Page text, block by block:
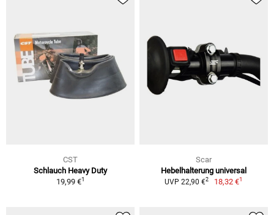
CST
Schlauch Heavy Duty
19,99 €1
Scar
Hebelhalterung universal
UVP 22,90 €2 18,32 €1